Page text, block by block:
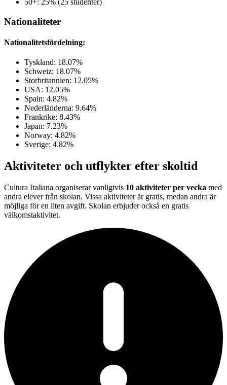
50+: 25% (25 studenter)
Nationaliteter
Nationalitetsfördelning:
Tyskland: 18.07%
Schweiz: 18.07%
Storbritannien: 12.05%
USA: 12.05%
Spain: 4.82%
Nederländerna: 9.64%
Frankrike: 8.43%
Japan: 7.23%
Norway: 4.82%
Sverige: 4.82%
Aktiviteter och utflykter efter skoltid
Cultura Italiana organiserar vanligtvis 10 aktiviteter per vecka med
andra elever från skolan. Vissa aktiviteter är gratis, medan andra är
möjliga för en liten avgift. Skolan erbjuder också en gratis
välkomstaktivitet.